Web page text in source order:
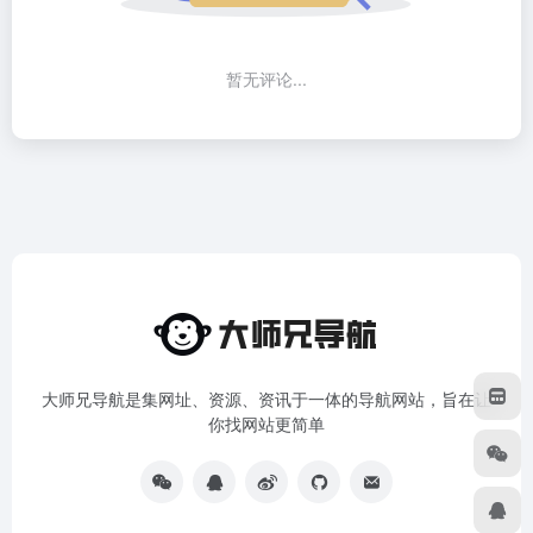
暂无评论...
大师兄导航是集网址、资源、资讯于一体的导航网站，旨在让
你找网站更简单